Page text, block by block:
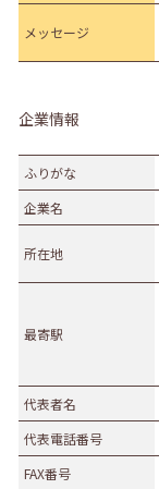
メッセージ
企業情報
ふりがな
企業名
所在地
最寄駅
代表者名
代表電話番号
FAX番号